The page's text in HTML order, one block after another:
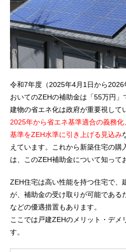
令和7年度（2025年4月1日から
おいてのZEHの補助金は「55万円」
建物の省エネ化は政府が重要視して
2025年から省エネ基準適合の義務
基準をZEH水準に引き上げる見込み
えています。これから新築住宅の購
は、このZEH補助金について知って
ZEH住宅は高い性能を持つ住宅で、
が、補助金の受け取りが可能である
などの優遇措置もあります。
ここでは戸建ZEHのメリット・デメ
す。